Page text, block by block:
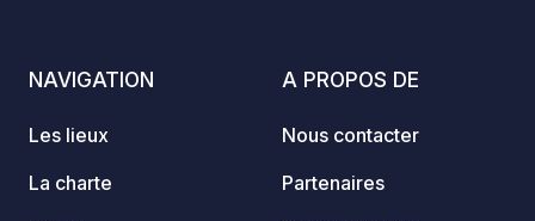
des produits de la ferme.
NAVIGATION
Les lieux
La charte
A PROPOS DE
Nous contacter
Partenaires